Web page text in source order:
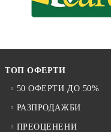
ТОП ОФЕРТИ
50 ОФЕРТИ ДО 50%
РАЗПРОДАЖБИ
ПРЕОЦЕНЕНИ